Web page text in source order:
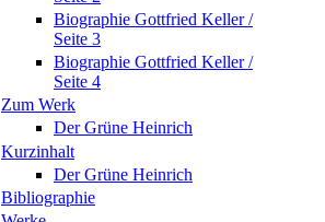
Biographie Gottfried Keller /
Seite 3
Biographie Gottfried Keller /
Seite 4
Zum Werk
Der Grüne Heinrich
Kurzinhalt
Der Grüne Heinrich
Bibliographie